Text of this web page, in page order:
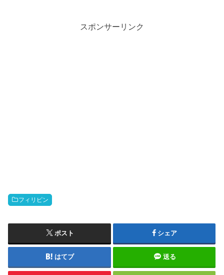
スポンサーリンク
フィリピン
ポスト シェア
はてブ 送る